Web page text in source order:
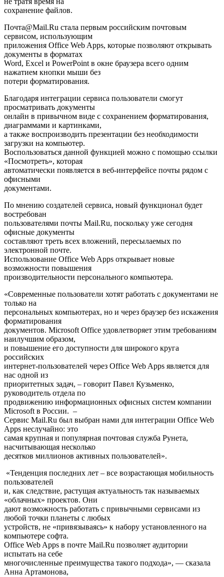
сохранение файлов.
Почта@Mail.Ru стала первым российским почтовым
сервисом, использующим
приложения Office Web Apps, которые позволяют открывать
документы в форматах
Word, Excel и PowerPoint в окне браузера всего одним
нажатием кнопки мыши без
потери форматирования.
Благодаря интеграции сервиса пользователи смогут
просматривать документы
онлайн в привычном виде с сохранением форматирования,
диаграммами и картинками,
а также воспроизводить презентации без необходимости
загрузки на компьютер.
Воспользоваться данной функцией можно с помощью ссылки
«Посмотреть», которая
автоматически появляется в веб-интерфейсе почты рядом с
офисными
документами.
По мнению создателей сервиса, новый функционал будет
востребован
пользователями почты Mail.Ru, поскольку уже сегодня
офисные документы
составляют треть всех вложений, пересылаемых по
электронной почте.
Использование Office Web Apps открывает новые
возможности повышения
производительности персонального компьютера.
«Современные пользователи хотят работать с документами не
только на
персональных компьютерах, но и через браузер без искажения
форматирования
документов. Microsoft Office удовлетворяет этим требованиям
наилучшим образом,
и повышение его доступности для широкого круга
российских
интернет-пользователей через Office Web Apps является для
нас одной из
приоритетных задач, – говорит Павел Кузьменко,
руководитель отдела по
продвижению информационных офисных систем компании
Microsoft в России. –
Сервис Mail.Ru был выбран нами для интеграции Office Web
Apps неслучайно: это
самая крупная и популярная почтовая служба Рунета,
насчитывающая несколько
десятков миллионов активных пользователей».
«Тенденция последних лет – все возрастающая мобильность
пользователей
и, как следствие, растущая актуальность так называемых
«облачных» проектов. Они
дают возможность работать с привычными сервисами из
любой точки планеты с любых
устройств, не «привязываясь» к набору установленного на
компьютере софта.
Office Web Apps в почте Mail.Ru позволяет аудитории
испытать на себе
многочисленные преимущества такого подхода», — сказала
Анна Артамонова,